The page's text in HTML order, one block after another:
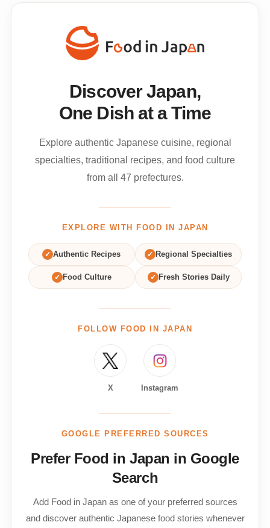
Discover Japan,
One Dish at a Time
Explore authentic Japanese cuisine, regional
specialties, traditional recipes, and food culture
from all 47 prefectures.
EXPLORE WITH FOOD IN JAPAN
✓ Authentic Recipes ✓ Regional Specialties
✓ Food Culture ✓ Fresh Stories Daily
FOLLOW FOOD IN JAPAN
X Instagram
GOOGLE PREFERRED SOURCES
Prefer Food in Japan in Google
Search
Add Food in Japan as one of your preferred sources
and discover authentic Japanese food stories whenever